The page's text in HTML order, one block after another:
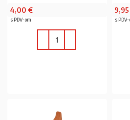
4,00 €
s PDV-om
9,95
s